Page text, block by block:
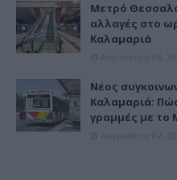
Μετρό
αλλαγές στο
Καλαμαριά
Νέος
Καλαμαριά:
γραμμές με το